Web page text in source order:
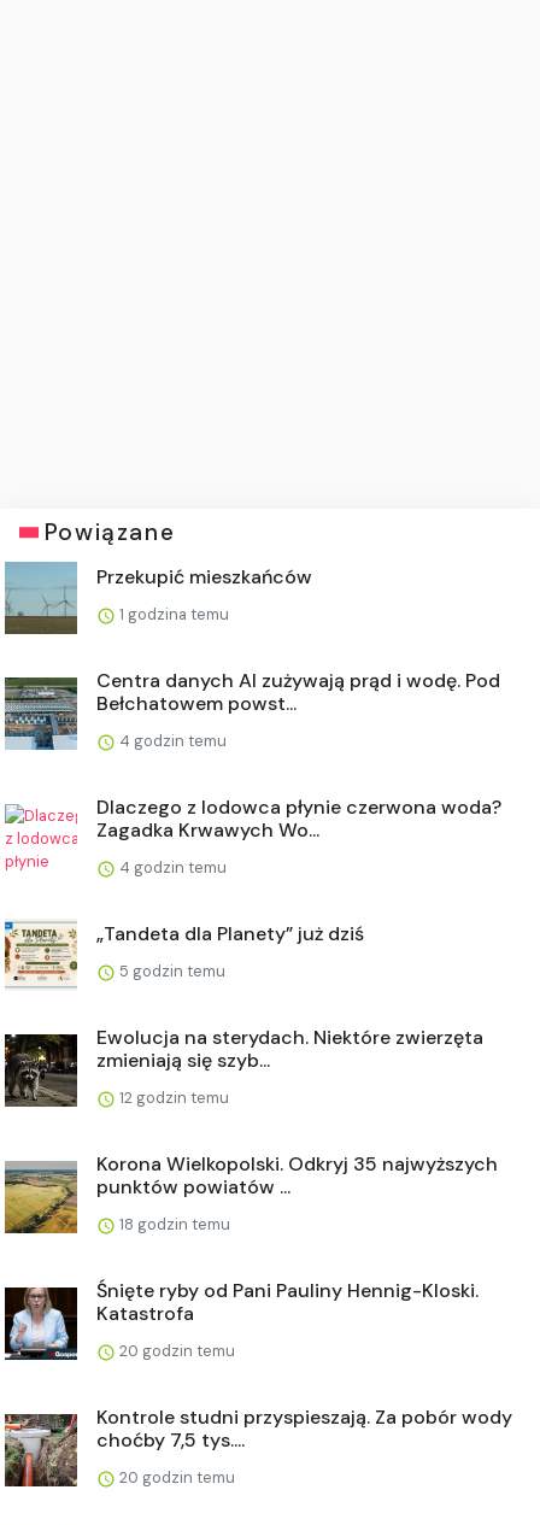
Powiązane
Przekupić mieszkańców
1 godzina temu
Centra danych AI zużywają prąd i wodę. Pod
Bełchatowem powst...
4 godzin temu
Dlaczego z lodowca płynie czerwona woda?
Zagadka Krwawych Wo...
4 godzin temu
„Tandeta dla Planety” już dziś
5 godzin temu
Ewolucja na sterydach. Niektóre zwierzęta
zmieniają się szyb...
12 godzin temu
Korona Wielkopolski. Odkryj 35 najwyższych
punktów powiatów ...
18 godzin temu
Śnięte ryby od Pani Pauliny Hennig-Kloski.
Katastrofa
20 godzin temu
Kontrole studni przyspieszają. Za pobór wody
choćby 7,5 tys....
20 godzin temu